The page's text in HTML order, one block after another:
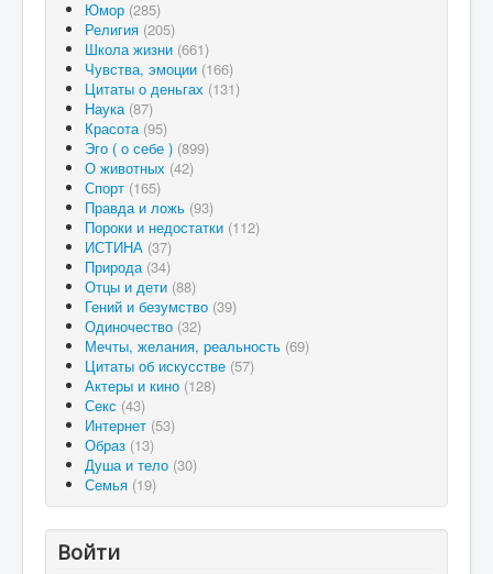
Юмор (285)
Религия (205)
Школа жизни (661)
Чувства, эмоции (166)
Цитаты о деньгах (131)
Наука (87)
Красота (95)
Эго ( о себе ) (899)
О животных (42)
Спорт (165)
Правда и ложь (93)
Пороки и недостатки (112)
ИСТИНА (37)
Природа (34)
Отцы и дети (88)
Гений и безумство (39)
Одиночество (32)
Мечты, желания, реальность (69)
Цитаты об искусстве (57)
Актеры и кино (128)
Секс (43)
Интернет (53)
Образ (13)
Душа и тело (30)
Семья (19)
Войти